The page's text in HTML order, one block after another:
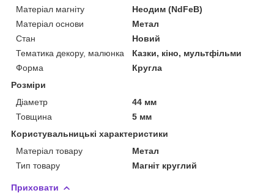
Матеріал магніту
Неодим (NdFeB)
Матеріал основи
Метал
Стан
Новий
Тематика декору, малюнка
Казки, кіно, мультфільми
Форма
Кругла
Розміри
Діаметр
44 мм
Товщина
5 мм
Користувальницькі характеристики
Матеріал товару
Метал
Тип товару
Магніт круглий
Приховати